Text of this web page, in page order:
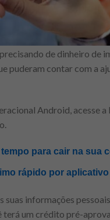
de dinheiro de
puderam contar com a
Android, acesse a
para cair na sua
rápido por aplicativo
informações
um crédito pré-